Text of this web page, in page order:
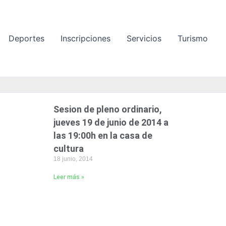
Deportes Inscripciones Servicios Turismo
Sesion de pleno ordinario,
jueves 19 de junio de 2014 a
las 19:00h en la casa de
cultura
18 junio, 2014
Leer más »